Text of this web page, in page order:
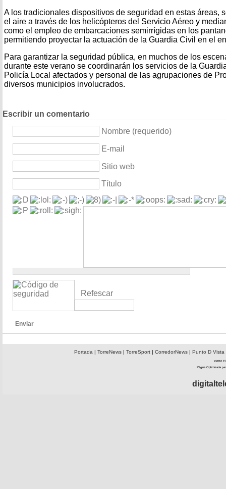
A los tradicionales dispositivos de seguridad en estas áreas,
el aire a través de los helicópteros del Servicio Aéreo y
como el empleo de embarcaciones semirrígidas en los
permitiendo proyectar la actuación de la Guardia Civil en el
Para garantizar la seguridad pública, en muchos de los
durante este verano se coordinarán los servicios de la
Policía Local afectados y personal de las agrupaciones de
diversos municipios involucrados.
Escribir un comentario
Nombre (requerido)
E-mail
Sitio web
Título
Refescar
Enviar
Portada| TorreNews| TorreSport| CorredorNews| Punto D Vista
©2010 El
Página Optimizada